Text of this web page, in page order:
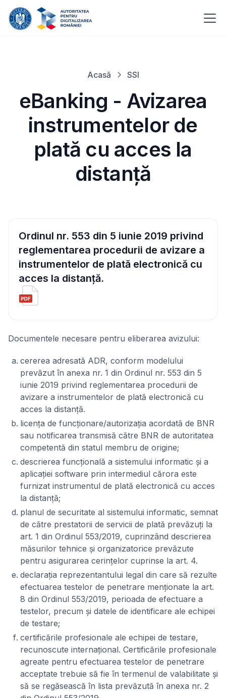
Acasă SSI
eBanking - Avizarea
instrumentelor de
plată cu acces la
distanţă
Ordinul nr. 553 din 5 iunie 2019 privind
reglementarea procedurii de avizare a
instrumentelor de plată electronică cu
acces la distanţă.
Documentele necesare pentru eliberarea avizului:
cererea adresată ADR, conform modelului
prevăzut în anexa nr. 1 din Ordinul nr. 553 din 5
iunie 2019 privind reglementarea procedurii de
avizare a instrumentelor de plată electronică cu
acces la distanţă.
licenţa de funcţionare/autorizaţia acordată de BNR
sau notificarea transmisă către BNR de autoritatea
competentă din statul membru de origine;
descrierea funcţională a sistemului informatic şi a
aplicaţiei software prin intermediul cărora este
furnizat instrumentul de plată electronică cu acces
la distanţă;
planul de securitate al sistemului informatic, semnat
de către prestatorii de servicii de plată prevăzuţi la
art. 1 din Ordinul 553/2019, cuprinzând descrierea
măsurilor tehnice şi organizatorice prevăzute
pentru asigurarea cerinţelor cuprinse la art. 4.
declaraţia reprezentantului legal din care să rezulte
efectuarea testelor de penetrare menţionate la art.
8 din Ordinul 553/2019, perioada de efectuare a
testelor, precum şi datele de identificare ale echipei
de testare;
certificările profesionale ale echipei de testare,
recunoscute internaţional. Certificările profesionale
agreate pentru efectuarea testelor de penetrare
acceptate trebuie să fie în termenul de valabilitate şi
să se regăsească în lista prevăzută în anexa nr. 2